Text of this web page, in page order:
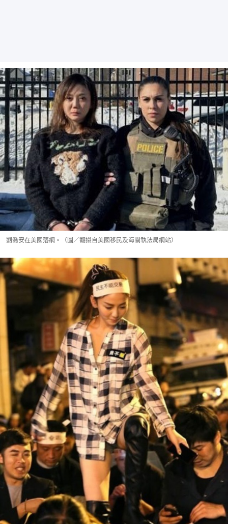
劉喬安在美國落網。（圖／翻攝自美國移民及海關執法局網站）